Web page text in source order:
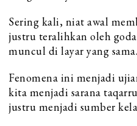
Sering kali, niat awal
justru teralihkan oleh
muncul di layar yang sama.
Fenomena ini menjadi
kita menjadi sarana
justru menjadi sumber